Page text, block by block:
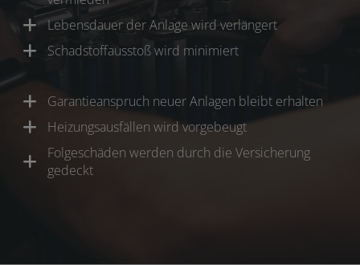
Lebensdauer der Anlage wird verlängert
Schadstoffausstoß wird minimiert
Garantieanspruch neuer Anlagen bleibt erhalten
Heizungsausfällen wird vorgebeugt
Folgeschäden werden durch die Versicherung
gedeckt